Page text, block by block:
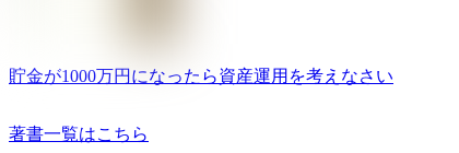
貯金が1000万円になったら資産運用を考えなさい
著書一覧はこちら